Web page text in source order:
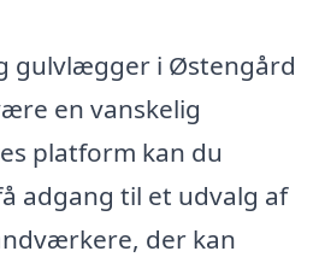
gulvlægger i Østengård
en vanskelig
platform kan du
adgang til et udvalg af
der kan